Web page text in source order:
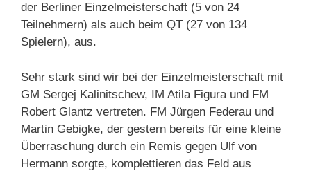
der Berliner Einzelmeisterschaft (5 von 24
Teilnehmern) als auch beim QT (27 von 134
Spielern), aus.
Sehr stark sind wir bei der Einzelmeisterschaft mit
GM Sergej Kalinitschew, IM Atila Figura und FM
Robert Glantz vertreten. FM Jürgen Federau und
Martin Gebigke, der gestern bereits für eine kleine
Überraschung durch ein Remis gegen Ulf von
Hermann sorgte, komplettieren das Feld aus